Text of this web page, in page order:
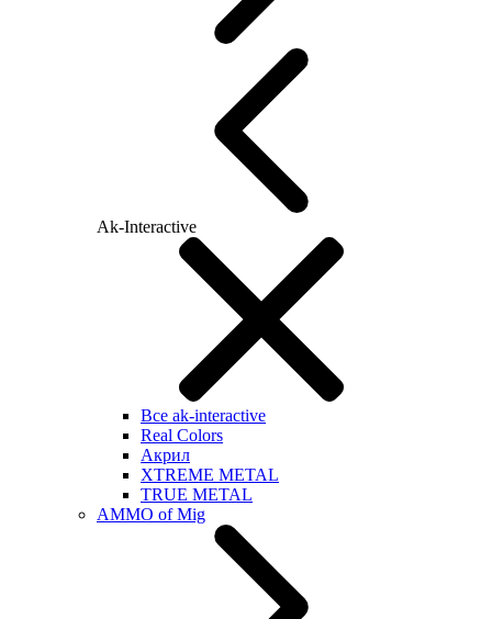
Ak-Interactive
Все ak-interactive
Real Colors
Акрил
XTREME METAL
TRUE METAL
AMMO of Mig